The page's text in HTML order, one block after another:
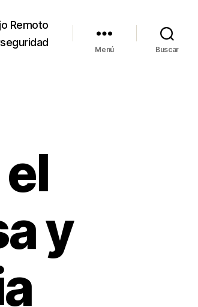
Remoto
Menú Buscar
y